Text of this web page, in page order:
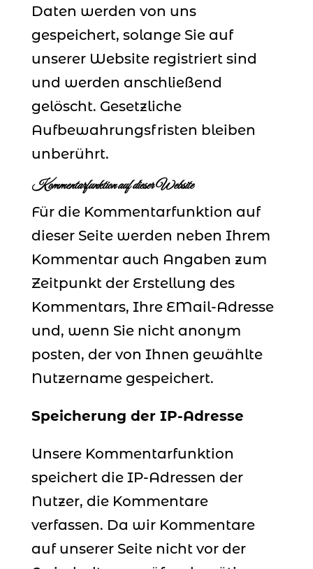
Daten werden von uns
gespeichert, solange Sie auf
unserer Website registriert sind
und werden anschließend
gelöscht. Gesetzliche
Aufbewahrungsfristen bleiben
unberührt.
Kommentarfunktion auf dieser Website
Für die Kommentarfunktion auf
dieser Seite werden neben Ihrem
Kommentar auch Angaben zum
Zeitpunkt der Erstellung des
Kommentars, Ihre EMail-Adresse
und, wenn Sie nicht anonym
posten, der von Ihnen gewählte
Nutzername gespeichert.
Speicherung der IP-Adresse
Unsere Kommentarfunktion
speichert die IP-Adressen der
Nutzer, die Kommentare
verfassen. Da wir Kommentare
auf unserer Seite nicht vor der